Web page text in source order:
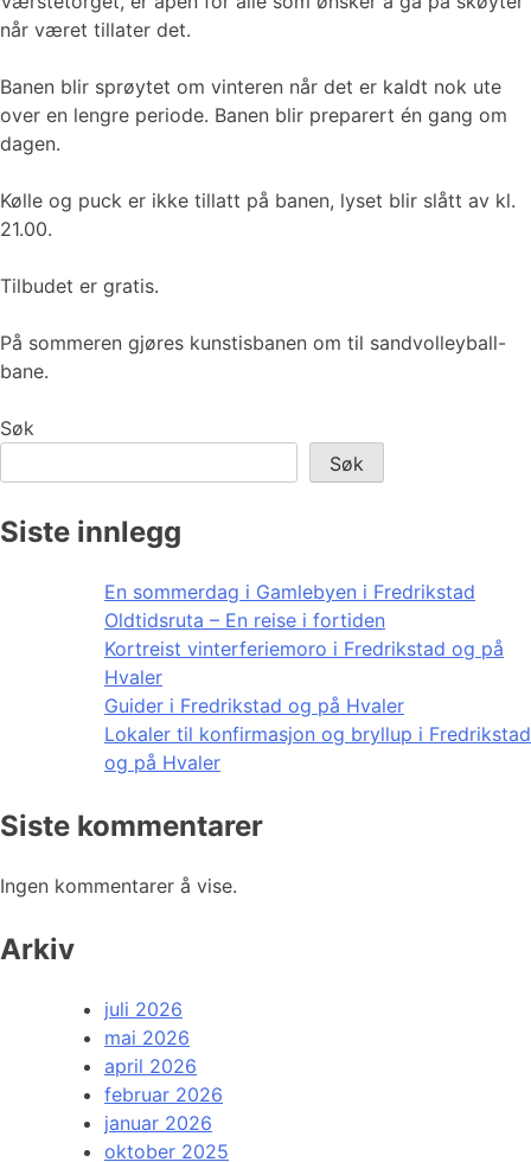
når været tillater det.
Banen blir sprøytet om vinteren når det er kaldt nok ute
over en lengre periode. Banen blir preparert én gang om
dagen.
Kølle og puck er ikke tillatt på banen, lyset blir slått av kl.
21.00.
Tilbudet er gratis.
På sommeren gjøres kunstisbanen om til sandvolleyball-
bane.
Søk
Søk
Siste innlegg
En sommerdag i Gamlebyen i Fredrikstad
Oldtidsruta – En reise i fortiden
Kortreist vinterferiemoro i Fredrikstad og på
Hvaler
Guider i Fredrikstad og på Hvaler
Lokaler til konfirmasjon og bryllup i Fredrikstad
og på Hvaler
Siste kommentarer
Ingen kommentarer å vise.
Arkiv
juli 2026
mai 2026
april 2026
februar 2026
januar 2026
oktober 2025